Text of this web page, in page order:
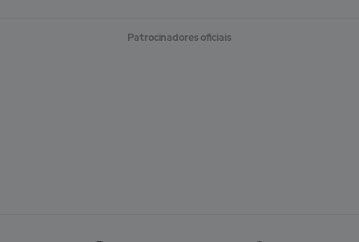
Patrocinadores oficiais